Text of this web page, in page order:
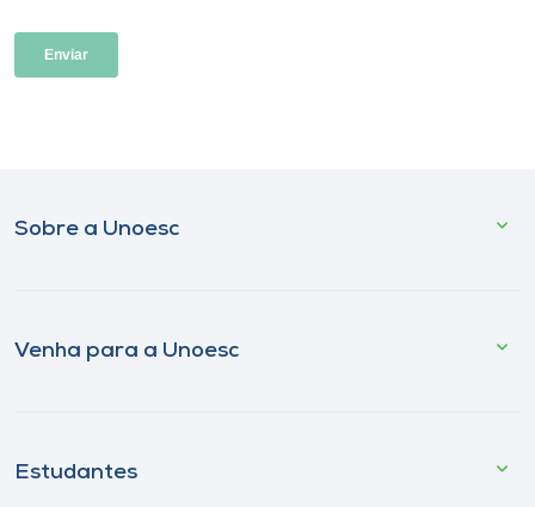
Sobre a Unoesc
Venha para a Unoesc
Estudantes